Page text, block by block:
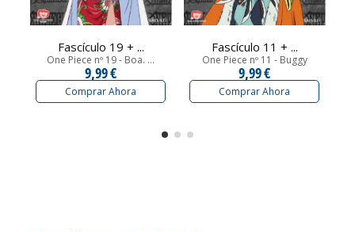
Fascículo 19 + ...
One Piece nº 19 - Boa. ...
9,99 €
Comprar Ahora
Fascículo 11 + ...
One Piece nº 11 - Buggy
9,99 €
Comprar Ahora